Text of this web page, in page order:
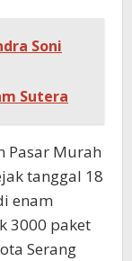
Soni
Sutera
Pasar Murah
tanggal 18
enam
3000 paket
Serang